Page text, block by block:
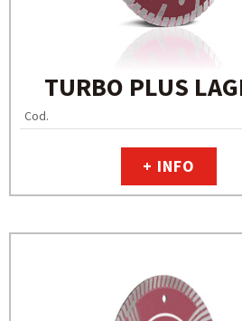
TURBO PLUS
Cod.
+ INFO